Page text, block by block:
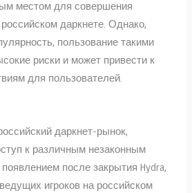
местом для совершения
даркнете. Однако,
пользование такими
риски и может привести к
для пользователей.
даркнет-рынок,
к различным незаконным
после закрытия Hydra,
игроков на российском